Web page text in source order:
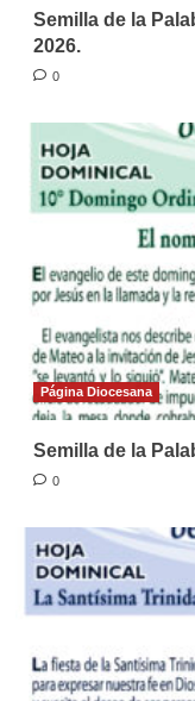
Semilla de la
2026.
0
Página Diocesana
Semilla de la
0